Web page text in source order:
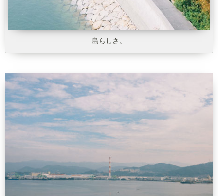
島らしさ。